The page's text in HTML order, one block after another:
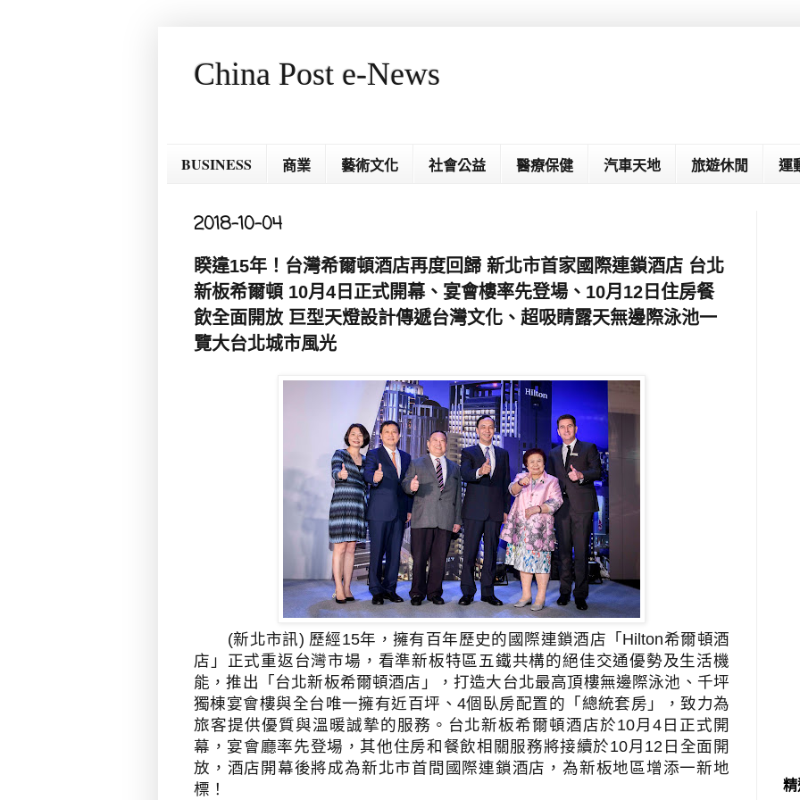
China Post e-News
BUSINESS 商業 藝術文化 社會公益 醫療保健 汽車天地 旅遊休閒 運
2018-10-04
睽違15年！台灣希爾頓酒店再度回歸 新北市首家國際連鎖酒店 台北
新板希爾頓 10月4日正式開幕、宴會樓率先登場、10月12日住房餐
飲全面開放 巨型天燈設計傳遞台灣文化、超吸睛露天無邊際泳池一
覽大台北城市風光
(新北市訊) 歷經15年，擁有百年歷史的國際連鎖酒店「Hilton希爾頓酒
店」正式重返台灣市場，看準新板特區五鐵共構的絕佳交通優勢及生活機
能，推出「台北新板希爾頓酒店」，打造大台北最高頂樓無邊際泳池、千坪
獨棟宴會樓與全台唯一擁有近百坪、 4個臥房配置的「總統套房」
，致力為
旅客提供優質與溫暖誠摯的服務。台北新板希爾頓酒店於10月4 日正式開
幕，宴會廳率先登場，其他住房和餐飲相關服務將接續於10月 12 日全面開
放，酒店開幕後將成為新北市首間國際連鎖酒店，為新板地區增添一新地
標！
精